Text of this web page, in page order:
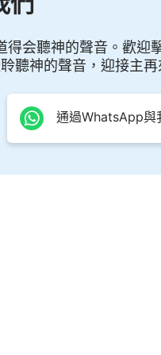
親自來作工作的。以
，今天并不比以往，
、審判來更徹底地拯
情的擊打裏并没有一
的話語，無論我的怒
你們治于死地，這不
救。所以説，如今的
会聽神的聲音。歡迎
聽神的聲音，迎接主再
通過WhatsApp與